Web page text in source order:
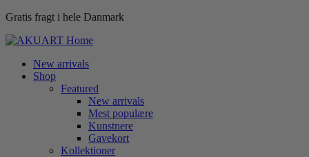
Gratis fragt i hele Danmark
New arrivals
Shop
Featured
New arrivals
Mest populære
Kunstnere
Gavekort
Kollektioner